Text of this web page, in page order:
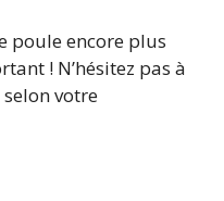
poule encore plus
! N’hésitez pas à
votre